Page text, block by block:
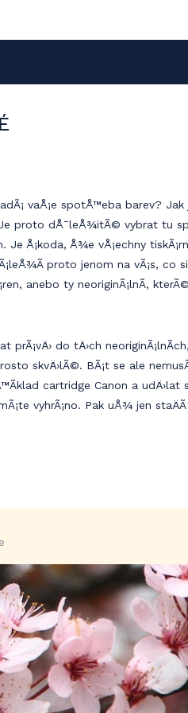
vaÅ¡e spotÅ™eba barev? Jak
proto dÅ¯leÅ¾itÃ© vybrat tu
Å¡koda, Å¾e vÅ¡echny
proto jenom na vÃ¡s, co
anebo ty neoriginÃ¡lnÃ­,
do tÄ›ch
skvÄ›lÃ©. BÃ¡t se ale
cartridge Canon a udÄ›lat
vyhrÃ¡no. Pak uÅ¾ jen